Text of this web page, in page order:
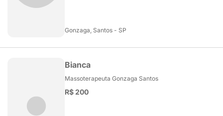
Gonzaga, Santos - SP
Bianca
Massoterapeuta Gonzaga Santos
R$ 200